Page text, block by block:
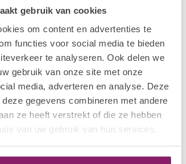
gebruik van cookies
om content en advertenties te
functies voor social media te bieden
te analyseren. Ook delen we
gebruik van onze site met onze
media, adverteren en analyse. Deze
gegevens combineren met andere
ze heeft verstrekt of die ze hebben
van uw gebruik van hun services.
#042 Reflecting
€12,50
€10,00
25 Tropical Bird
€21,80
€15,26